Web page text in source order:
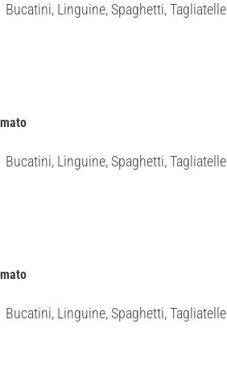
Bucatini, Linguine, Spaghetti, Tagliatelle
Bucatini, Linguine, Spaghetti, Tagliatelle
Bucatini, Linguine, Spaghetti, Tagliatelle